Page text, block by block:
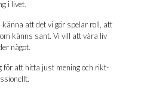
i livet.
att det vi gör spe­lar roll, att
känns sant. Vi vill att våra liv
något.
för att hit­ta just mening och rikt­